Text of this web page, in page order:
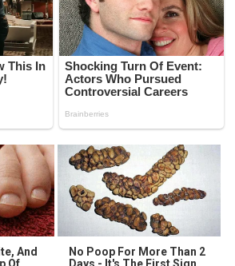
And
Of
No Poop For More Than 2
Days - It's The First Sign